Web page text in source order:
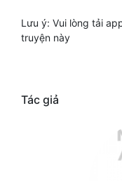
Lưu ý: Vui lòng tải
truyện này
Tác giả